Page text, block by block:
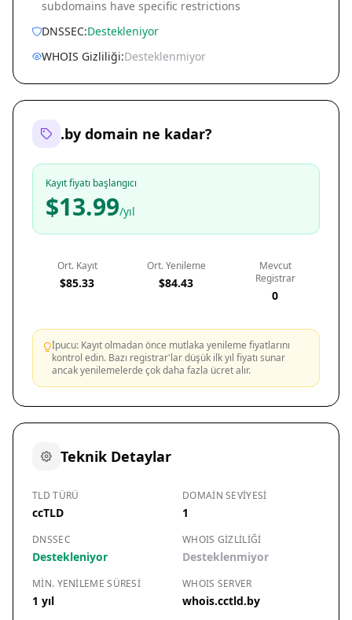
subdomains have specific restrictions
DNSSEC:Destekleniyor
WHOIS Gizliliği:Desteklenmiyor
.by domain ne kadar?
Kayıt fiyatı başlangıcı
$13.99/yıl
Ort. Kayıt
$85.33
Ort. Yenileme
$84.43
Mevcut
Registrar
0
İpucu: Kayıt olmadan önce mutlaka yenileme fiyatlarını
kontrol edin. Bazı registrar'lar düşük ilk yıl fiyatı sunar
ancak yenilemelerde çok daha fazla ücret alır.
Teknik Detaylar
TLD TÜRÜ
ccTLD
DOMAIN SEVIYESI
1
DNSSEC
Destekleniyor
WHOIS GIZLILIĞI
Desteklenmiyor
MIN. YENILEME SÜRESI
1 yıl
WHOIS SERVER
whois.cctld.by